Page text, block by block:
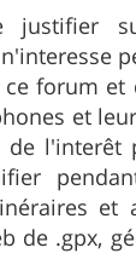
justifier
forum et
et
de l'interêt
et
de .gpx,